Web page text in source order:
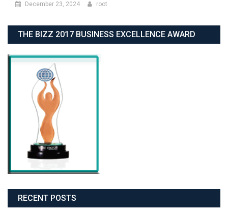
December 23, 2024 root
THE BIZZ 2017 BUSINESS EXCELLENCE AWARD
RECENT POSTS